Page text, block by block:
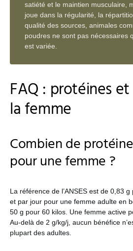
satiété et le maintien musculaire,
joue dans la régularité, la
qualité des sources, animales
poudres ne sont pas nécessaires
est variée.
FAQ : protéines
la femme
Combien de
pour une femme ?
La référence de l’ANSES est de 0,83
et par jour pour une femme adulte en
50 g pour 60 kilos. Une femme active
Au-delà de 2 g/kg/j, aucun bénéfice
plupart des adultes.